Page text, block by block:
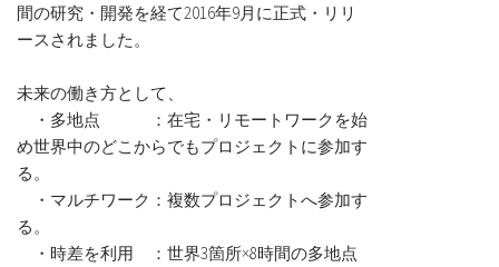
間の研究・開発を経て2016年9月に正式・リリ
ースされました。
未来の働き方として、
・多地点 ：在宅・リモートワークを始
め世界中のどこからでもプロジェクトに参加す
る。
・マルチワーク：複数プロジェクトへ参加す
る。
・時差を利用 ：世界3箇所×8時間の多地点